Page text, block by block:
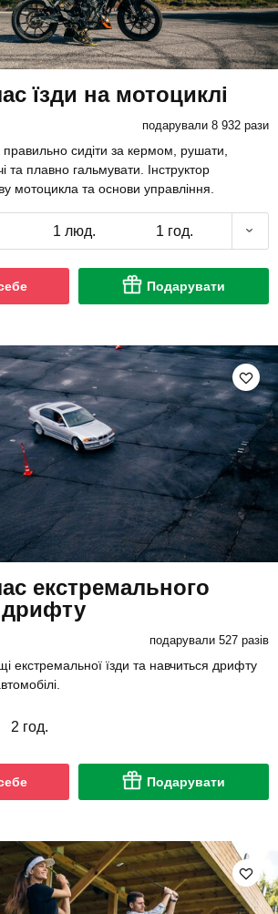
їзди на мотоциклі
подарували 8 932 рази
правильно сидіти за кермом, рушати,
та плавно гальмувати. Інструктор
мотоцикла та основи управління.
1 люд. 1 год.
Подарувати
екстремального
дрифту
подарували 527 разів
екстремальної їзди та навчиться дрифту
2 год.
Подарувати